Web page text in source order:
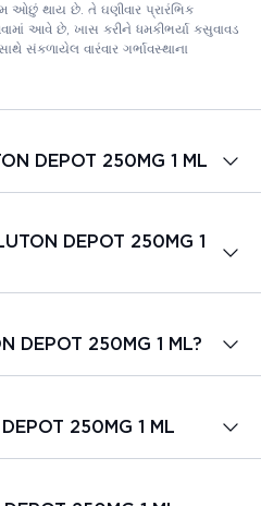
ઓછું થાય છે. તે ઘણીવાર પ્રારંભિક
આવે છે, ખાસ કરીને ધમકીભર્યા કસુવાવડ
સંકળાયેલ વારંવાર ગર્ભાવસ્થાના
DEPOT 250MG 1 ML
DEPOT 250MG 1
DEPOT 250MG 1 ML?
250MG 1 ML